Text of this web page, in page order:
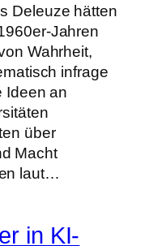
Deleuze hätten
Jahren
Wahrheit,
infrage
Ideen an
über
Macht
laut…
in KI-